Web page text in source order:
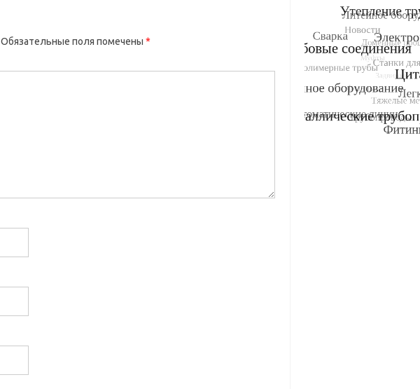
Обязательные поля помечены *